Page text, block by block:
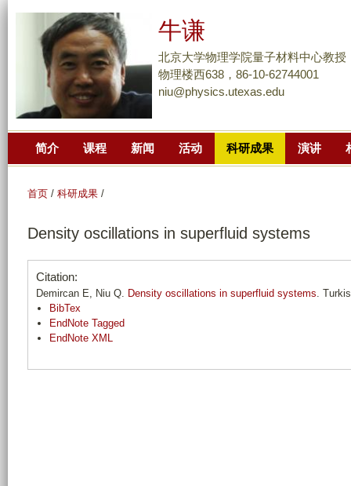
到
主
牛谦
北京大学物理学院量子材料中心教授
物理楼西638，86-10-62744001
niu@physics.utexas.edu
简介 课程 新闻 活动 科研成果 演讲
首页 / 科研成果 /
Density oscillations in superfluid systems
Citation:
Demircan E, Niu Q. Density oscillations in superfluid systems.
BibTex
EndNote Tagged
EndNote XML